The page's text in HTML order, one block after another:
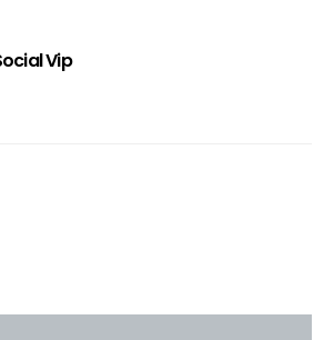
Vip